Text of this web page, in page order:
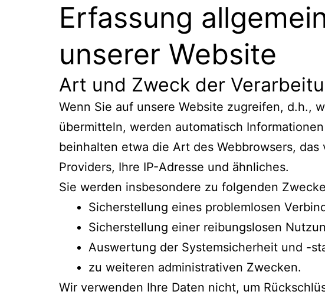
Erfassung
unserer Website
Art und Zweck der
Wenn Sie auf unsere Website zugreifen, d.h.,
übermitteln, werden automatisch
beinhalten etwa die Art des Webbrowsers,
Providers, Ihre IP-Adresse und ähnliches.
Sie werden insbesondere zu folgenden
Sicherstellung eines problemlosen
Sicherstellung einer reibungslosen
Auswertung der Systemsicherheit und -
zu weiteren administrativen Zwecken.
Wir verwenden Ihre Daten nicht, um